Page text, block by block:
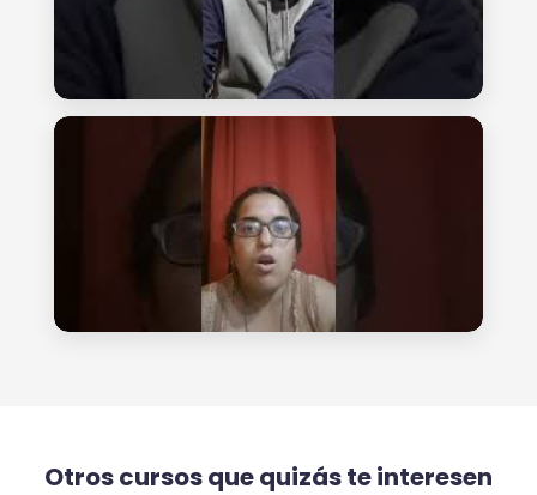
Otros cursos que quizás te interesen